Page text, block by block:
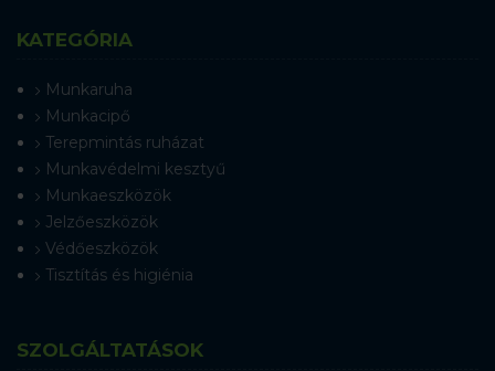
KATEGÓRIA
Munkaruha
Munkacipő
Terepmintás ruházat
Munkavédelmi kesztyű
Munkaeszközök
Jelzőeszközök
Védőeszközök
Tisztítás és higiénia
SZOLGÁLTATÁSOK